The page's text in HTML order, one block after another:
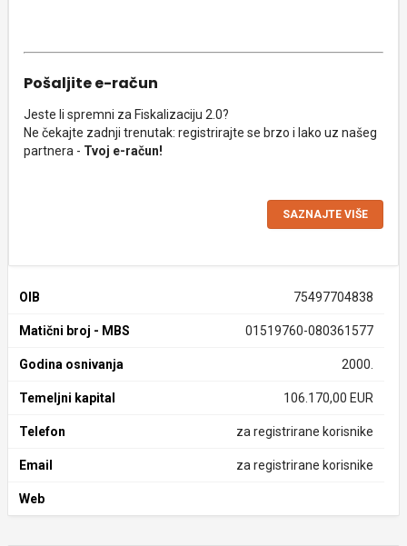
Pošaljite e-račun
Jeste li spremni za Fiskalizaciju 2.0?
Ne čekajte zadnji trenutak: registrirajte se brzo i lako uz našeg
partnera - Tvoj e-račun!
SAZNAJTE VIŠE
OIB 75497704838
Matični broj - MBS 01519760-080361577
Godina osnivanja 2000.
Temeljni kapital 106.170,00 EUR
Telefon za registrirane korisnike
Email za registrirane korisnike
Web